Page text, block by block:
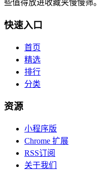
些值得放进收藏夹慢慢筛。
快速入口
首页
精选
排行
分类
资源
小程序版
Chrome 扩展
RSS订阅
关于我们